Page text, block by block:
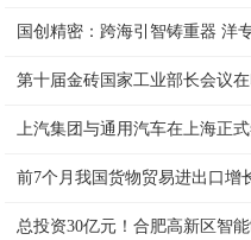
国创精密：跨海引智铸重器 洋
第十届金砖国家工业部长会议
上汽集团与通用汽车在上海正
前7个月我国货物贸易进出口增
总投资30亿元！合肥高新区智